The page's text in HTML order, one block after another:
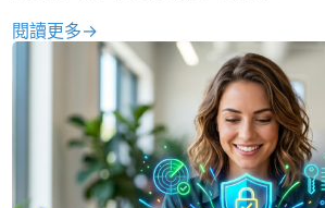
閱讀更多→